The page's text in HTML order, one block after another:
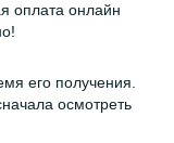
оплата онлайн
его получения.
осмотреть